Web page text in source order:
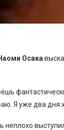
Осака
Я уже два дня
неплохо